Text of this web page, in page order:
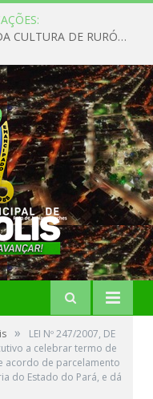
ESCUTA PÚBLICA COM AUTORES DA CULTURA DE RURÓPOLIS
»
LEI Nº 247/2007, DE
a celebrar termo de
acordo de parcelamento
do Estado do Pará, e dá